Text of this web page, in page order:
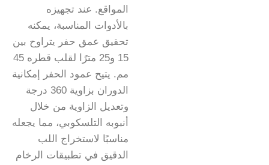
المواقع. عند تجهيزه
بالأدوات المناسبة، يمكنه
تحقيق عمق حفر يتراوح بين
15 و25 مترًا لقلب قطره 45
مم. يتيح عمود الحفر إمكانية
الدوران بزاوية 360 درجة
وتعديل الزاوية من خلال
أنبوبه التلسكوبي، مما يجعله
مناسبًا لاستخراج اللب
الدقيق في تطبيقات الرخام